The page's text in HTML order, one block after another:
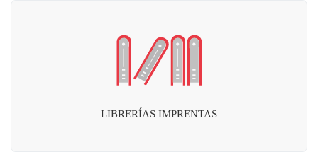
LIBRERÍAS IMPRENTAS